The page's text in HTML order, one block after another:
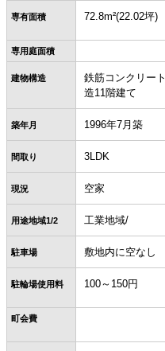
専有面積 72.8m²(22.02坪)
専用庭面積
建物構造
鉄筋コンクリート
造11階建て
築年月 1996年7月築
間取り 3LDK
現況 空家
用途地域1/2 工業地域/
駐車場 敷地内に空なし
駐輪場使用料 100～150円
町会費